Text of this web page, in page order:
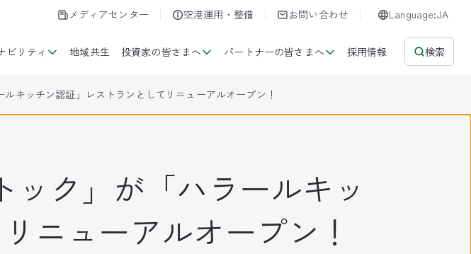
メディアセンター 空港運用・整備 お問い合わせ Language:JA
ビリティ 地域共生 投資家の皆さまへ パートナーの皆さまへ 採用情報 検索
キッチン認証」レストランとしてリニューアルオープン！
ク」が「ハラールキッ
ニューアルオープン！